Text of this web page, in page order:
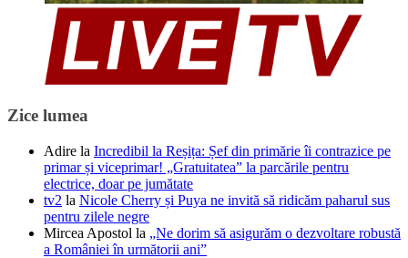
Zice lumea
Adire la Incredibil la Reșița: Șef din primărie îi contrazice pe
primar și viceprimar! „Gratuitatea” la parcările pentru
electrice, doar pe jumătate
tv2 la Nicole Cherry și Puya ne invită să ridicăm paharul sus
pentru zilele negre
Mircea Apostol la „Ne dorim să asigurăm o dezvoltare robustă
a României în următorii ani”